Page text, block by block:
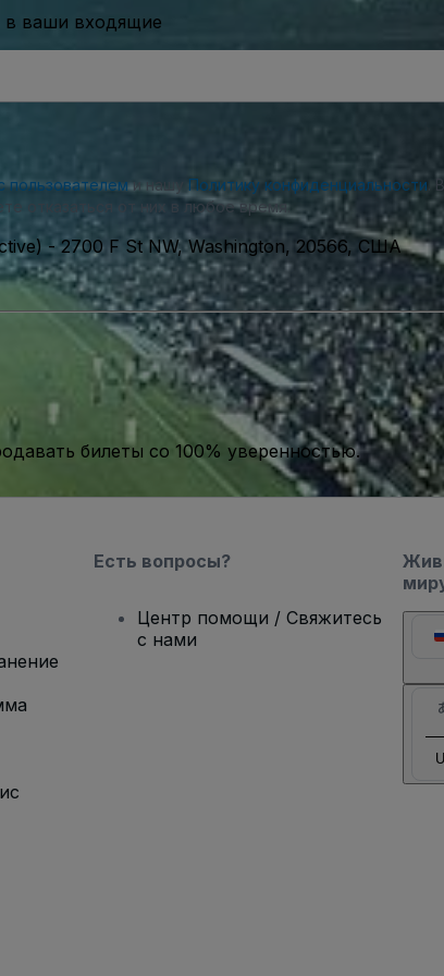
в ваши входящие
пользователеми нашу Политику конфиденциальности .
отказаться от них в любое время.
-2700 F St NW, Washington, 20566, США
билеты со 100% уверенностью.
Есть вопросы?
Центр помощи / Свяжитесь
с нами